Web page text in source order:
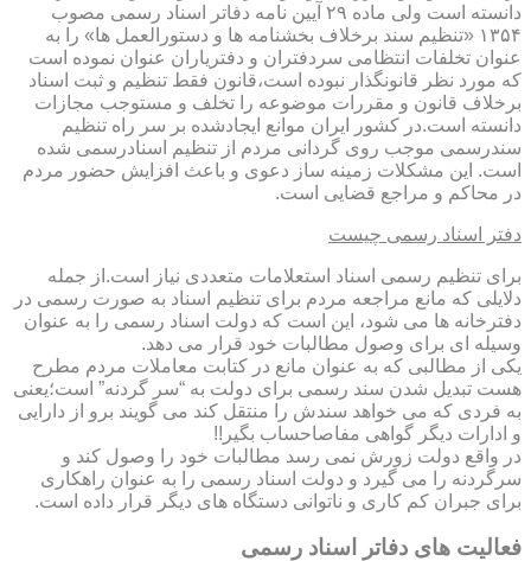
دانسته است ولی ماده ۲۹ آیین نامه دفاتر اسناد رسمی مصوب
۱۳۵۴ «تنظیم سند برخلاف بخشنامه ها و دستورالعمل ها» را به
عنوان تخلفات انتظامی سردفتران و دفتریاران عنوان نموده است
که مورد نظر قانونگذار نبوده است،قانون فقط تنظیم و ثبت اسناد
برخلاف قانون و مقررات موضوعه را تخلف و مستوجب مجازات
دانسته است.در کشور ایران موانع ایجادشده بر سر راه تنظیم
سندرسمی موجب روی گردانی مردم از تنظیم اسنادرسمی شده
است. این مشکلات زمینه ساز دعوی و باعث افزایش حضور مردم
در محاکم و مراجع قضایی است.
دفتر اسناد رسمی چیست
برای تنظیم رسمی اسناد استعلامات متعددی نیاز است.از جمله
دلایلی که مانع مراجعه مردم برای تنظیم اسناد به صورت رسمی در
دفترخانه ها می شود، این است که دولت اسناد رسمی را به عنوان
وسیله ای برای وصول مطالبات خود قرار می دهد.
یکی از مطالبی که به عنوان مانع در کتابت معاملات مردم مطرح
هست تبدیل شدن سند رسمی برای دولت به “سر گردنه” است؛یعنی
به فردی که می خواهد سندش را منتقل کند می گویند برو از دارایی
و ادارات دیگر گواهی مفاصاحساب بگیر!!
در واقع دولت زورش نمی رسد مطالبات خود را وصول کند و
سرگردنه را می گیرد و دولت اسناد رسمی را به عنوان راهکاری
برای جبران کم کاری و ناتوانی دستگاه های دیگر قرار داده است.
فعالیت های دفاتر اسناد رسمی